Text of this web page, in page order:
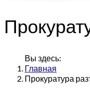
Вы здесь:
Главная
Прокуратура